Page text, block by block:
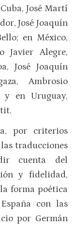
José Martí
José Joaquín
en México,
Javier Alegre,
José Joaquín
Ambrosio
y en Uruguay,
por criterios
traducciones
cuenta del
y fidelidad,
la forma poética
con las
por Germán